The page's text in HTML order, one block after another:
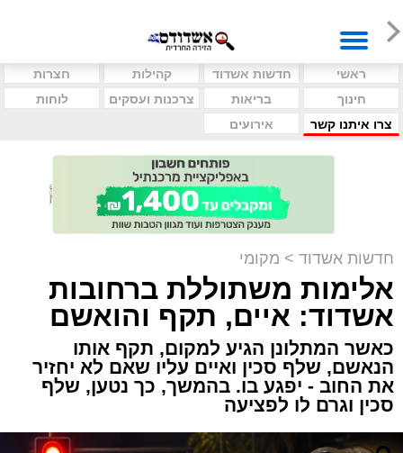
ראשי חדשות אשדוד קהילות
חצרות
חינוך
בריאות צרכנות ועסקים
לוחות
צרו איתנו קשר
אירועים
חדשות אשדוד > מקומי
אלימות משתוללת ברחובות
אשדוד: איים, תקף והואשם
כאשר המתלונן הגיע למקום, תקף אותו
הנאשם, שלף סכין ואיים עליו שאם לא יחזיר
את החוב - יפגע בו. בהמשך, כך נטען, שלף
סכין וגרם לו לפציעה